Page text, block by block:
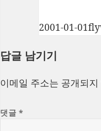
작
일
2001-01-01글
답글 남기기
이메일 주소는 공개되
댓글*